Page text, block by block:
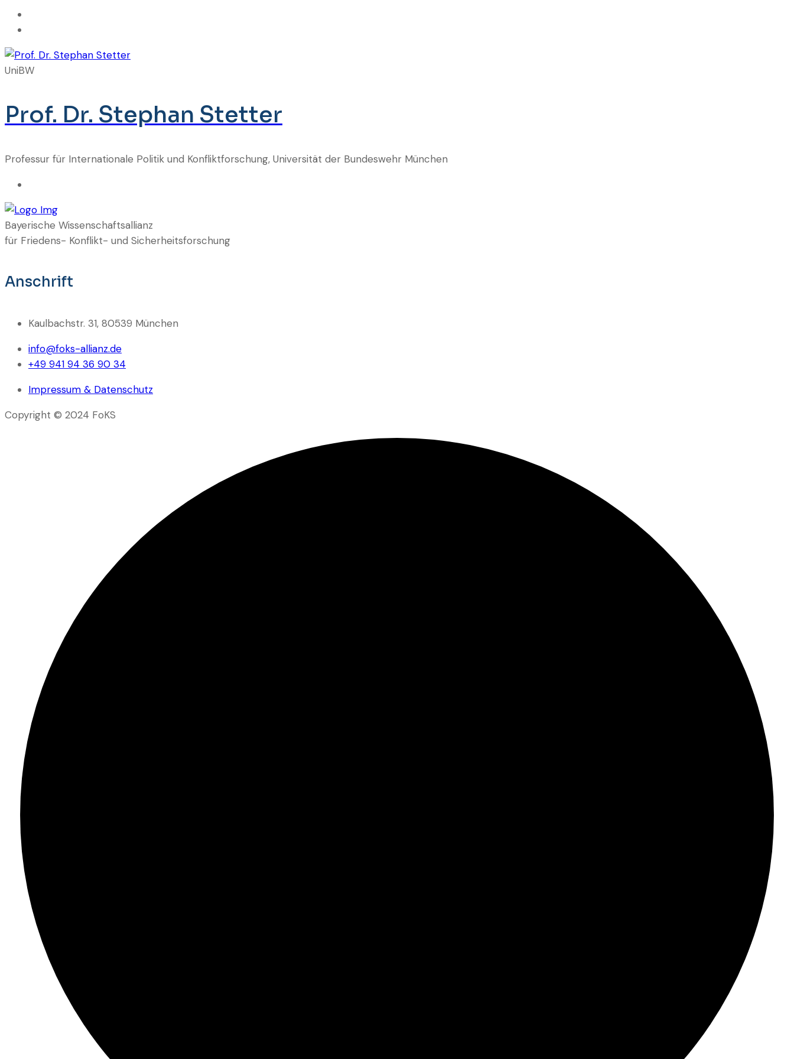
UniBW
Prof. Dr. Stephan Stetter
Professur für Internationale Politik und Konfliktforschung, Universität der Bundeswehr München
Bayerische Wissenschaftsallianz
für Friedens- Konflikt- und Sicherheitsforschung
Anschrift
Kaulbachstr. 31, 80539 München
info@foks-allianz.de
+49 941 94 36 90 34
Impressum & Datenschutz
Copyright © 2024 FoKS